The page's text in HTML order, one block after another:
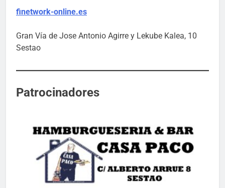
finetwork-online.es
Gran Vía de Jose Antonio Agirre y Lekube Kalea, 10
Sestao
Patrocinadores